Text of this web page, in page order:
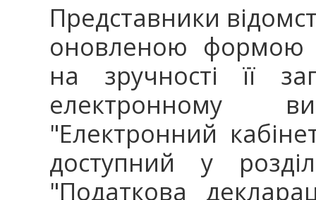
Представники
оновленою формою
на зручності її
електронному
"Електронний
доступний у
"Податкова